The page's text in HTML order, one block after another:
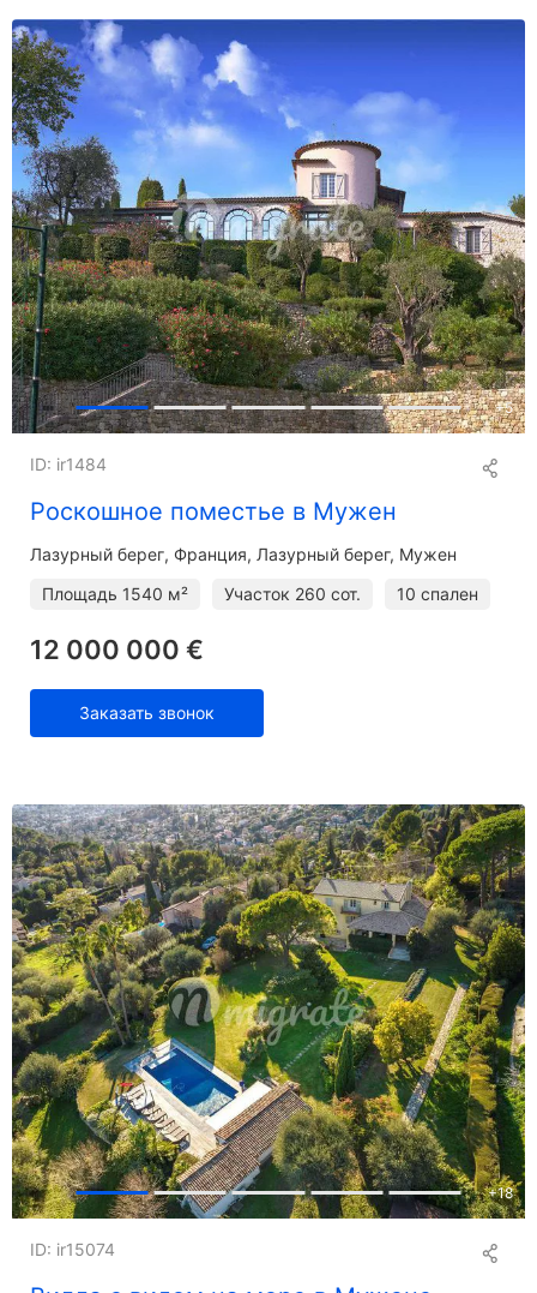
+5
Роскошное поместье в Мужен
ID: ir1484
Лазурный берег Франция, Лазурный берег, Мужен
Площадь 1540 м² Участок 260 сот. 10 спален
12 000 000 €
Заказать звонок
+18
ID: ir15074